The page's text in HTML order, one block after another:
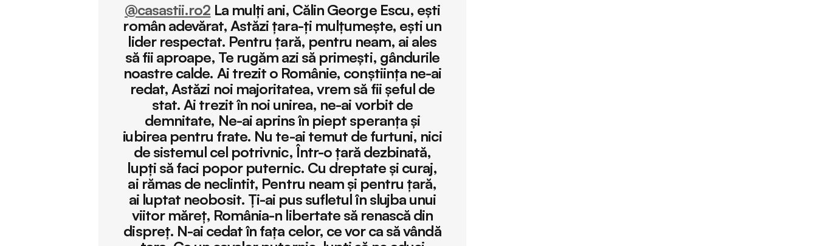
@casastii.ro2 La mulți ani, Călin George Escu, ești
român adevărat, Astăzi țara-ți mulțumește, ești un
lider respectat. Pentru țară, pentru neam, ai ales
să fii aproape, Te rugăm azi să primești, gândurile
noastre calde. Ai trezit o Românie, conștiința ne-ai
redat, Astăzi noi majoritatea, vrem să fii șeful de
stat. Ai trezit în noi unirea, ne-ai vorbit de
demnitate, Ne-ai aprins în piept speranța și
iubirea pentru frate. Nu te-ai temut de furtuni, nici
de sistemul cel potrivnic, Într-o țară dezbinată,
lupți să faci popor puternic. Cu dreptate și curaj,
ai rămas de neclintit, Pentru neam și pentru țară,
ai luptat neobosit. Ți-ai pus sufletul în slujba unui
viitor măreț, România-n libertate să renască din
dispreț. N-ai cedat în fața celor, ce vor ca să vândă